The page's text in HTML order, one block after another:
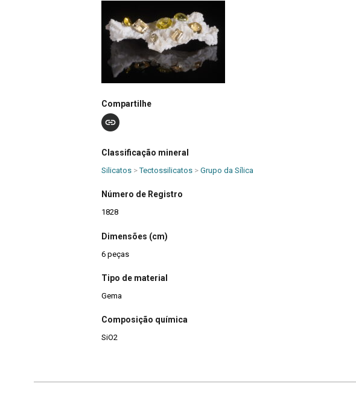
Compartilhe
Classificação mineral
Silicatos >Tectossilicatos > Grupo da Sílica
Número de Registro
1828
Dimensões (cm)
6 peças
Tipo de material
Gema
Composição química
SiO2